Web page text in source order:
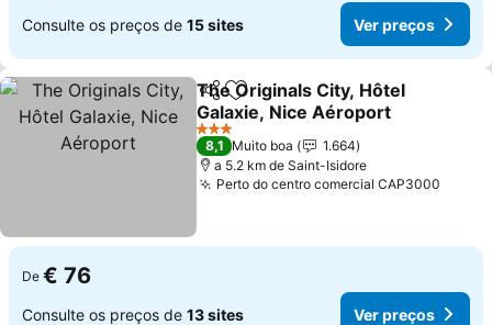
Consulte os preços de 15 sites Ver preços
PartilharAdicionar aos favoritos
The Originals City, Hôtel
Galaxie, Nice Aéroport
Ver preços
3 Estrelas
8,1 Muito boa
1.664
a 5.2 km de Saint-Isidore
Perto do centro comercial CAP3000
De € 76
Consulte os preços de 13 sites Ver preços